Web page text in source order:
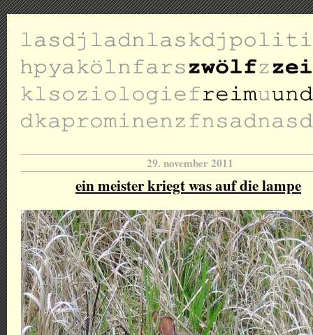
29. november 2011
ein meister kriegt was auf die lampe